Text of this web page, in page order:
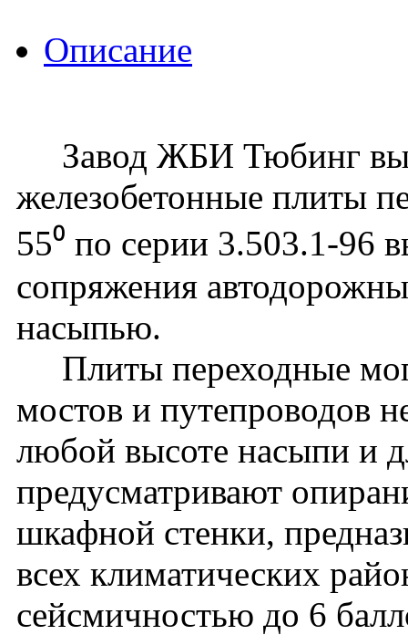
Описание
Завод ЖБИ Тюбинг
железобетонные плиты
55⁰ по серии 3.503.1-96
сопряжения
насыпью.
Плиты переходные
мостов и путепроводов
любой высоте насыпи и
предусматривают
шкафной стенки,
всех климатических
сейсмичностью до 6